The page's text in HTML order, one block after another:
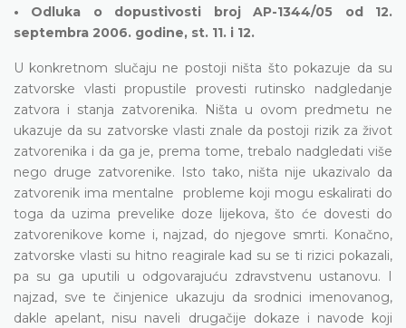
• Odluka o dopustivosti broj AP-1344/05 od 12.
septembra 2006. godine, st. 11. i 12.
U konkretnom slučaju ne postoji ništa što pokazuje da su
zatvorske vlasti propustile provesti rutinsko nadgledanje
zatvora i stanja zatvorenika. Ništa u ovom predmetu ne
ukazuje da su zatvorske vlasti znale da postoji rizik za život
zatvorenika i da ga je, prema tome, trebalo nadgledati više
nego druge zatvorenike. Isto tako, ništa nije ukazivalo da
zatvorenik ima mentalne probleme koji mogu eskalirati do
toga da uzima prevelike doze lijekova, što će dovesti do
zatvorenikove kome i, najzad, do njegove smrti. Konačno,
zatvorske vlasti su hitno reagirale kad su se ti rizici pokazali,
pa su ga uputili u odgovarajuću zdravstvenu ustanovu. I
najzad, sve te činjenice ukazuju da srodnici imenovanog,
dakle apelant, nisu naveli drugačije dokaze i navode koji